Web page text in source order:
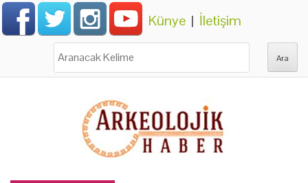
Künye | İletişim